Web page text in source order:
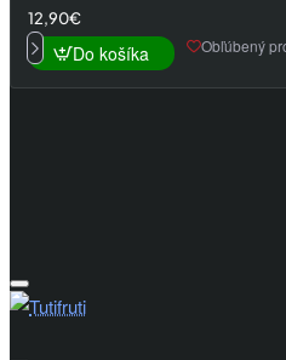
12,90€
Do košíka Obľúbený